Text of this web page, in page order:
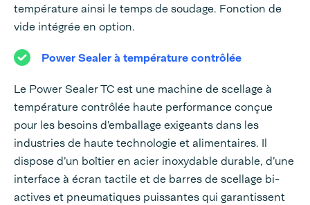
température ainsi le temps de soudage. Fonction de
vide intégrée en option.
Power Sealer à température contrôlée
Le Power Sealer TC est une machine de scellage à
température contrôlée haute performance conçue
pour les besoins d’emballage exigeants dans les
industries de haute technologie et alimentaires. Il
dispose d’un boîtier en acier inoxydable durable, d’une
interface à écran tactile et de barres de scellage bi-
actives et pneumatiques puissantes qui garantissent